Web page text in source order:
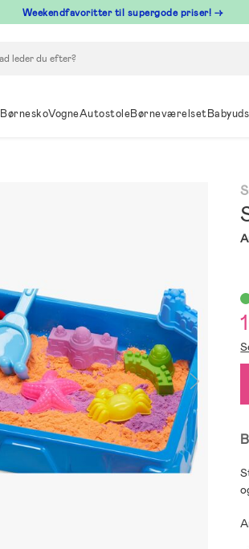
⁠ Weekendfavoritter til supergode priser! →
BørneskoVogneAutostoleBørneværelset